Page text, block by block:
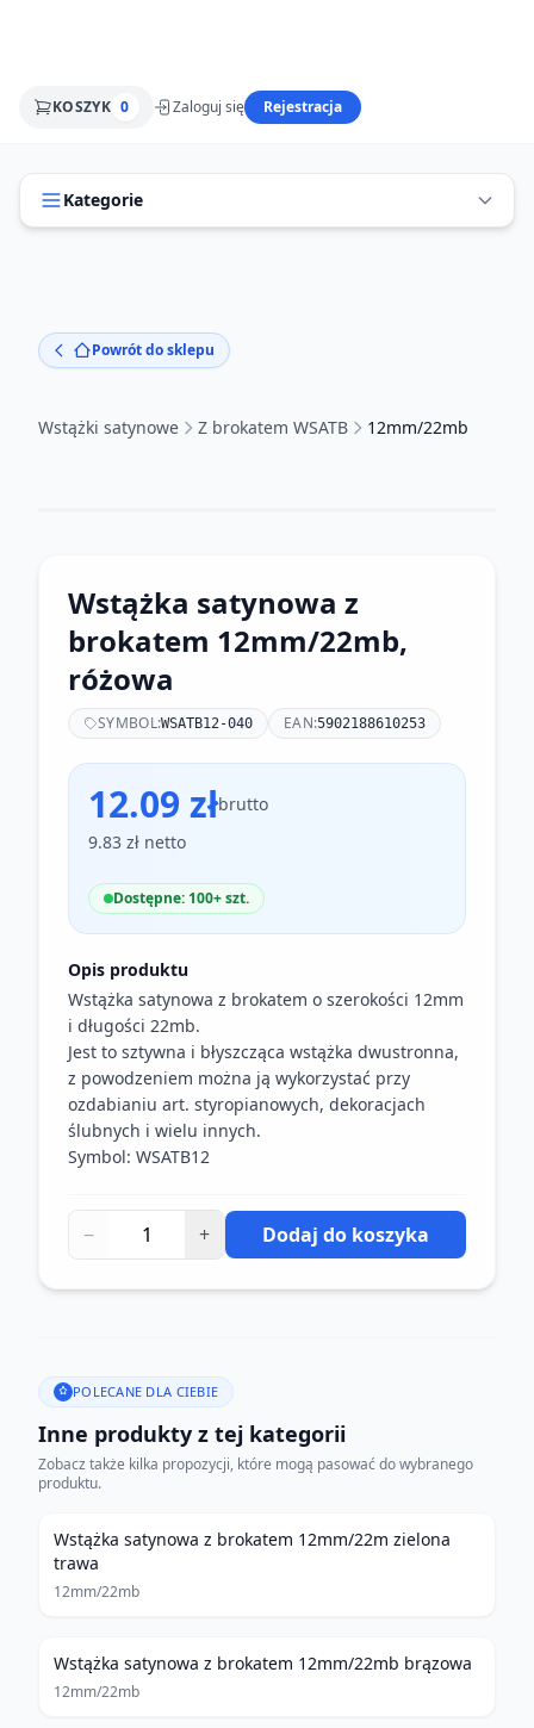
KOSZYK 0 Zaloguj się Rejestracja
Kategorie
Powrót do sklepu
Wstążki satynowe Z brokatem WSATB 12mm/22mb
Wstążka satynowa z
brokatem 12mm/22mb,
różowa
SYMBOL:WSATB12-040 EAN:5902188610253
12.09 złbrutto
9.83 zł netto
Dostępne: 100+ szt.
Opis produktu
Wstążka satynowa z brokatem o szerokości 12mm
i długości 22mb.
Jest to sztywna i błyszcząca wstążka dwustronna,
z powodzeniem można ją wykorzystać przy
ozdabianiu art. styropianowych, dekoracjach
ślubnych i wielu innych.
Symbol: WSATB12
− + Dodaj do koszyka
POLECANE DLA CIEBIE
Inne produkty z tej kategorii
Zobacz także kilka propozycji, które mogą pasować do wybranego
produktu.
Wstążka satynowa z brokatem 12mm/22m zielona
trawa
12mm/22mb
Wstążka satynowa z brokatem 12mm/22mb brązowa
12mm/22mb